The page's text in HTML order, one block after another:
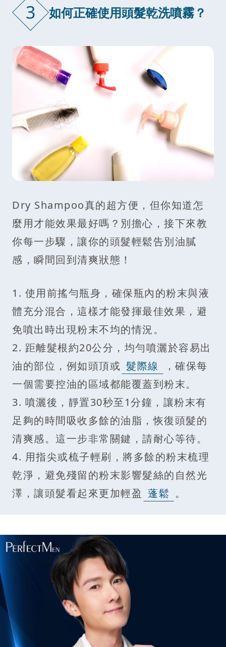
3 如何正確使用頭髮乾洗噴霧？
Dry Shampoo真的超方便，但你知道怎
麼用才能效果最好嗎？別擔心，接下來教
你每一步驟，讓你的頭髮輕鬆告別油膩
感，瞬間回到清爽狀態！
1. 使用前搖勻瓶身，確保瓶內的粉末與液
體充分混合，這樣才能發揮最佳效果，避
免噴出時出現粉末不均的情況。
2. 距離髮根約20公分，均勻噴灑於容易出
油的部位，例如頭頂或 髮際線
，確保每
一個需要控油的區域都能覆蓋到粉末。
3. 噴灑後，靜置30秒至1分鐘，讓粉末有
足夠的時間吸收多餘的油脂，恢復頭髮的
清爽感。這一步非常關鍵，請耐心等待。
4. 用指尖或梳子輕刷，將多餘的粉末梳理
乾淨，避免殘留的粉末影響髮絲的自然光
澤，讓頭髮看起來更加輕盈 蓬鬆 。